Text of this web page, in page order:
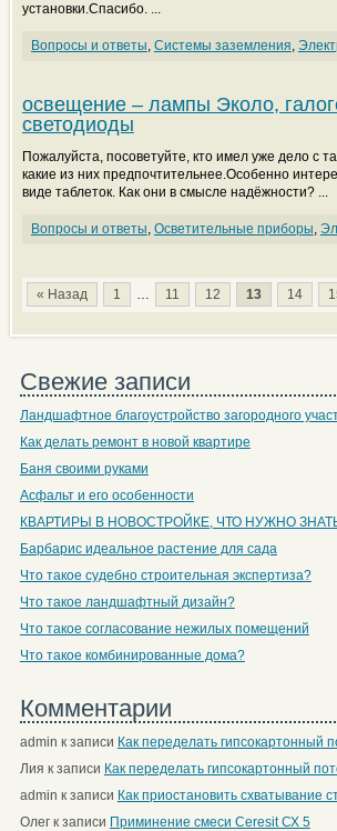
установки.Спасибо. ...
Вопросы и ответы, Системы заземления,
освещение – лампы Эколо,
светодиоды
Пожалуйста, посоветуйте, кто имел уже дело с
какие из них предпочтительнее.Особенно
виде таблеток. Как они в смысле надёжности? ...
Вопросы и ответы, Осветительные приборы,
« Назад 1 … 11 12 13 14
Свежие записи
Ландшафтное благоустройство загородного
Как делать ремонт в новой квартире
Баня своими руками
Асфальт и его особенности
КВАРТИРЫ В НОВОСТРОЙКЕ, ЧТО НУЖНО
Барбарис идеальное растение для сада
Что такое судебно строительная экспертиза?
Что такое ландшафтный дизайн?
Что такое согласование нежилых помещений
Что такое комбинированные дома?
Комментарии
admin к записи Как переделать гипсокартонный
Лия к записи Как переделать гипсокартонный
admin к записи Как приостановить схватывание
Олегк записи Приминение смеси Ceresit СХ 5